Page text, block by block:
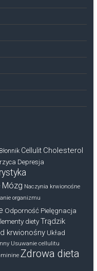
Błonnik Cellulit Cholesterol
Depresja
Mózg Naczynia krwionośne
organizmu
Odporność Pielęgnacja
diety Trądzik
krwionośny Układ
Usuwanie cellulitu
Zdrowa dieta